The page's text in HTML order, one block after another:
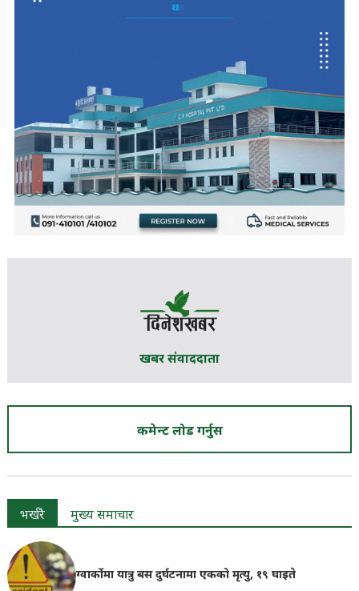
खबर संवाददाता
कमेन्ट लोड गर्नुस
भर्खरै मुख्य समाचार
ग्वार्कोमा यात्रु बस दुर्घटनामा एकको मृत्यु, १९ घाइते